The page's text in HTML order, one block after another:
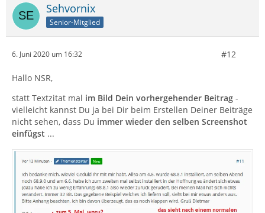
Sehvornix
Senior-Mitglied
6. Juni 2020 um 16:32 #12
Hallo NSR,
statt Textzitat mal im Bild Dein vorhergehender Beitrag -
vielleicht kannst Du ja bei Dir beim Erstellen Deiner Beiträge
nicht sehen, dass Du immer wieder den selben Screenshot
einfügst ...